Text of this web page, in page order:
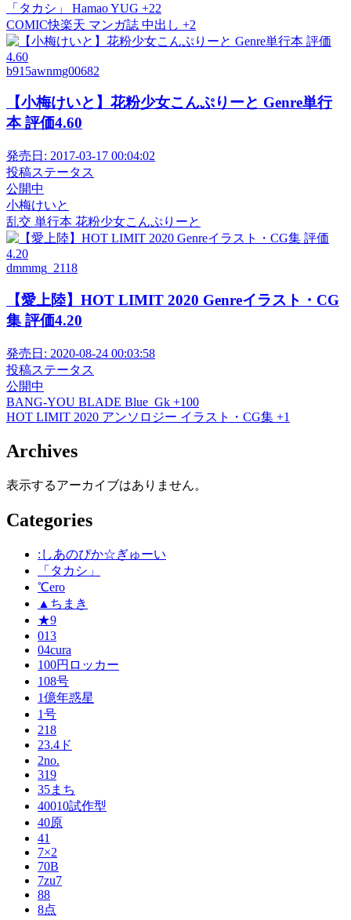
「タカシ」 HamaoYUG +22
COMIC快楽天 マンガ誌 中出し +2
b915awnmg00682
【小梅けいと】花粉少女こんぷりーと Genre単行
本 評価4.60
発売日: 2017-03-17 00:04:02
投稿ステータス
公開中
小梅けいと
乱交 単行本 花粉少女こんぷりーと
dmmmg_2118
【愛上陸】HOT LIMIT 2020 Genreイラスト・CG
集 評価4.20
発売日: 2020-08-24 00:03:58
投稿ステータス
公開中
BANG-YOU BLADE Blue_Gk +100
HOT LIMIT 2020 アンソロジー イラスト・CG集 +1
Archives
表示するアーカイブはありません。
Categories
:しあのぴか☆ぎゅーい
「タカシ」
℃ero
▲ちまき
★9
013
04cura
100円ロッカー
108号
1億年惑星
1号
218
23.4ド
2no.
319
35まち
40010試作型
40原
41
7×2
70B
7zu7
88
8点